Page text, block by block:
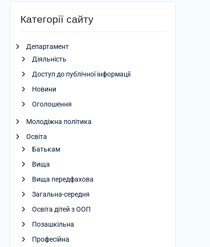
Категорії сайту
Департамент
Діяльність
Доступ до публічної інформації
Новини
Оголошення
Молодіжна політика
Освіта
Батькам
Вища
Вища передфахова
Загальна-середня
Освіта дітей з ООП
Позашкільна
Професійна